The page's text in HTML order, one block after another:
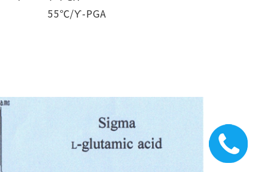
55℃/ϒ-PGA